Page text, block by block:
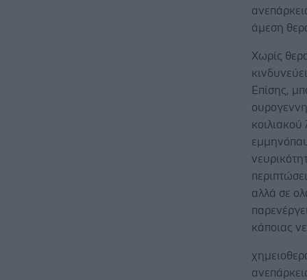
άμεση
Χωρίς
Επίσης,
αλλά σε
κάποιας